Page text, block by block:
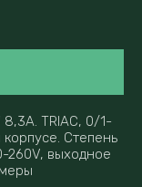
TRIAC, 0/1-
Степень
260V, выходное